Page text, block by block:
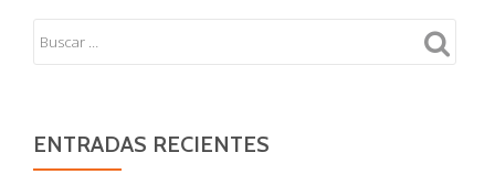
ENTRADAS RECIENTES